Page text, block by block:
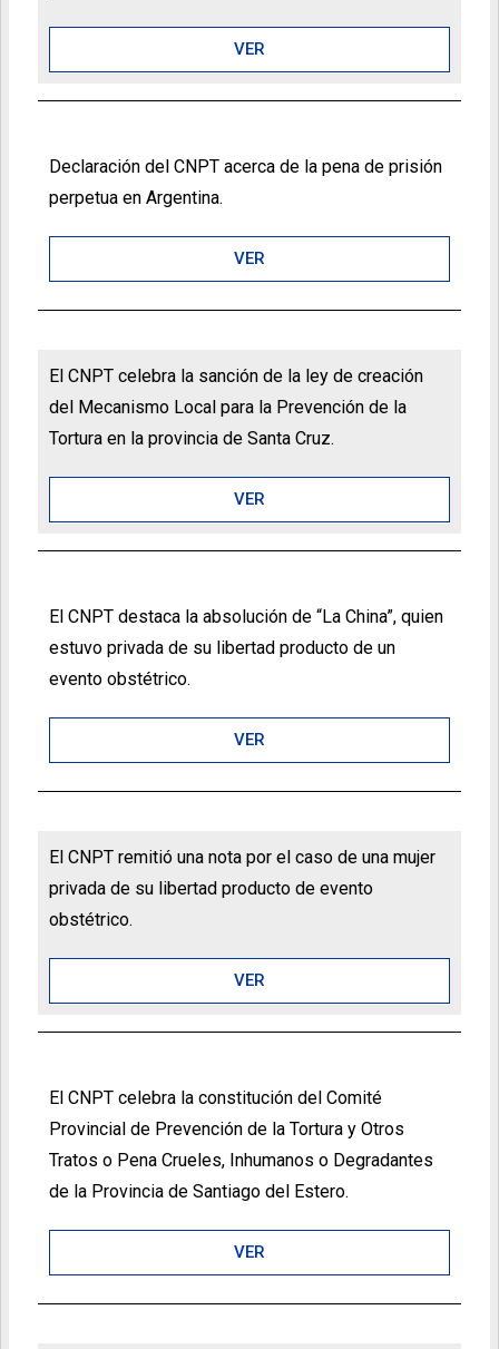
VER
Declaración del CNPT acerca de la pena de prisión
perpetua en Argentina.
VER
El CNPT celebra la sanción de la ley de creación
del Mecanismo Local para la Prevención de la
Tortura en la provincia de Santa Cruz.
VER
El CNPT destaca la absolución de “La China”, quien
estuvo privada de su libertad producto de un
evento obstétrico.
VER
El CNPT remitió una nota por el caso de una mujer
privada de su libertad producto de evento
obstétrico.
VER
El CNPT celebra la constitución del Comité
Provincial de Prevención de la Tortura y Otros
Tratos o Pena Crueles, Inhumanos o Degradantes
de la Provincia de Santiago del Estero.
VER